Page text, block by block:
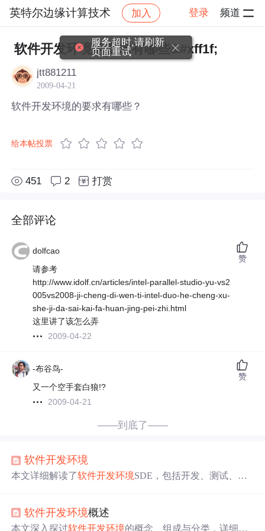
英特尔边缘计算技术 加入 登录 频道
社区 英特尔边缘计算技术 帖子详情
软件开发环境的要求有哪些&#xff1f;
jtt881211
2009-04-21
软件开发环境的要求有哪些？
给本帖投票
451 2 打赏
全部评论
dolfcao
请参考
http://www.idolf.cn/articles/intel-parallel-studio-yu-vs2
005vs2008-ji-cheng-di-wen-ti-intel-duo-he-cheng-xu-
she-ji-da-sai-kai-fa-huan-jing-pei-zhi.html
这里讲了该怎么弄
2009-04-22
赞
-布谷鸟-
又一个空手套白狼!?
2009-04-21
赞
——到底了——
软件开发环境
本文详细解读了软件开发环境SDE，包括开发、测试、预
t、pro的具体职责和特点。
软件开发环境概述
本文深入探讨软件开发环境的概念、组成与分类，详细解
服务超时,请刷新
页面重试